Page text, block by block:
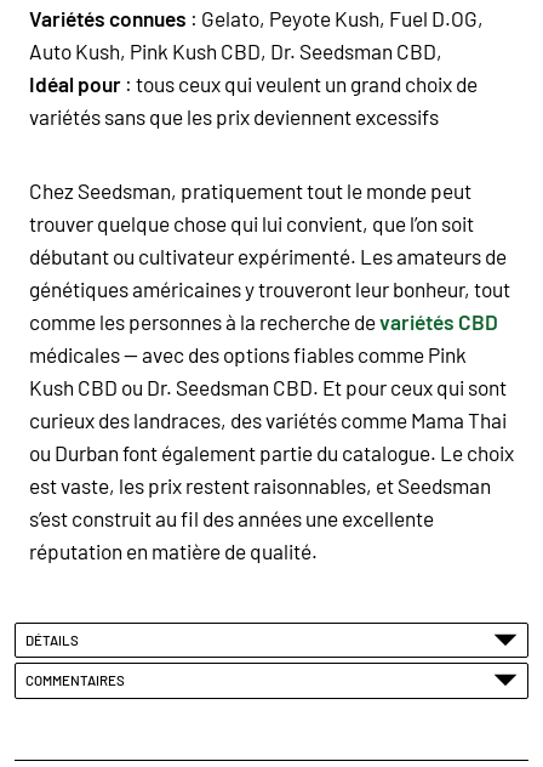
Variétés connues : Gelato, Peyote Kush, Fuel D.OG,
Auto Kush, Pink Kush CBD, Dr. Seedsman CBD,
Idéal pour : tous ceux qui veulent un grand choix de
variétés sans que les prix deviennent excessifs
Chez Seedsman, pratiquement tout le monde peut
trouver quelque chose qui lui convient, que l’on soit
débutant ou cultivateur expérimenté. Les amateurs de
génétiques américaines y trouveront leur bonheur, tout
comme les personnes à la recherche devariétés CBD
médicales — avec des options fiables comme Pink
Kush CBD ou Dr. Seedsman CBD. Et pour ceux qui sont
curieux des landraces, des variétés comme Mama Thai
ou Durban font également partie du catalogue. Le choix
est vaste, les prix restent raisonnables, et Seedsman
s’est construit au fil des années une excellente
réputation en matière de qualité.
DÉTAILS
COMMENTAIRES